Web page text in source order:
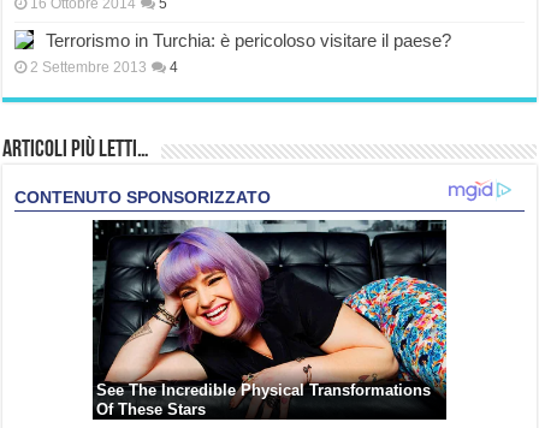
16 Ottobre 2014 5
Terrorismo in Turchia: è pericoloso visitare il paese?
2 Settembre 2013 4
Articoli più Letti…